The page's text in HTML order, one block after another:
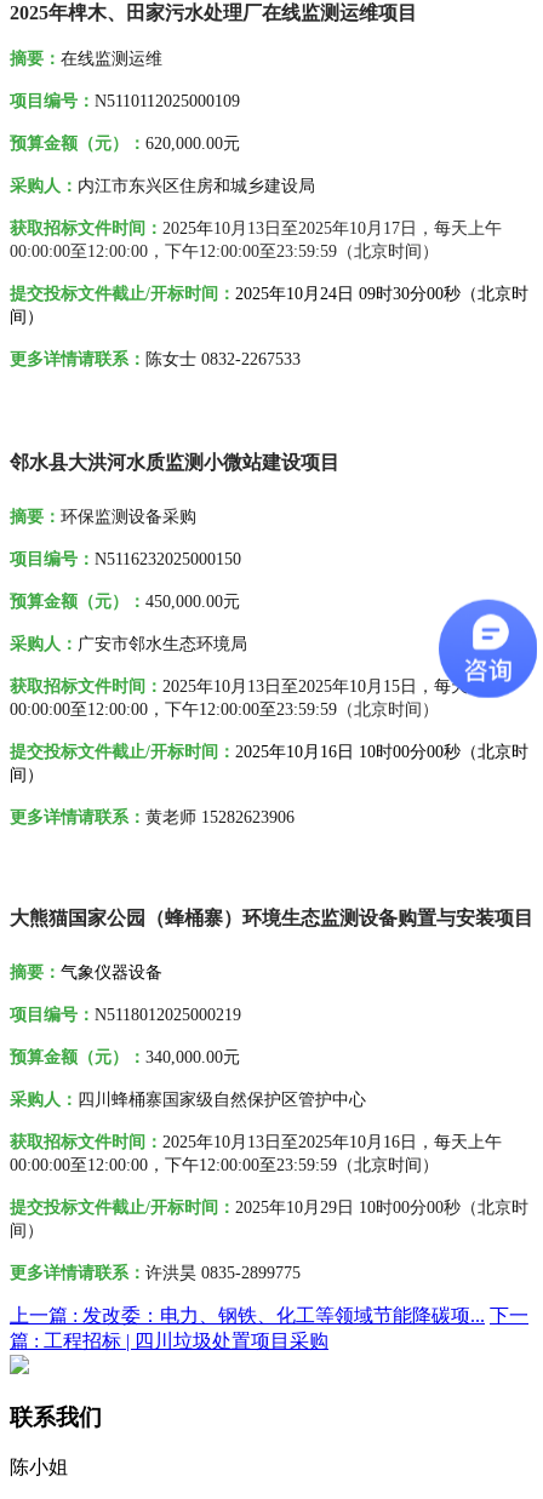
2025年椑木、田家污水处理厂在线监测运维项目
摘要 ： 在线监测运维
项目编号： N5110112025000109
预算金额（元）： 620,000.00元
采购人 ： 内江市东兴区住房和城乡建设局
获取招标文件时间： 2025年10月13日至2025年10月17日 ，每天上午
00:00:00至12:00:00，下午12:00:00至23:59:59（北京时间）
提交投标文件截止/开标时间： 2025年10月24日 09时30分00秒 （北京时
间）
更多详情请联系 ： 陈女士 0832-2267533
邻水县大洪河水质监测小微站建设项目
摘要 ： 环保监测设备采购
项目编号： N5116232025000150
预算金额（元）： 450,000.00元
采购人 ： 广安市邻水生态环境局
获取招标文件时间： 2025年10月13日至2025年10月15日， 每天上午
00:00:00至12:00:00，下午12:00:00至23:59:59 （北京时间）
提交投标文件截止/开标时间： 2025年10月16日 10时00分00秒（北京时
间）
更多详情请联系 ： 黄老师 15282623906
大熊猫国家公园（蜂桶寨）环境生态监测设备购置与安装项目
摘要： 气象仪器设备
项目编号： N5118012025000219
预算金额（元）： 340,000.00元
采购人 ： 四川蜂桶寨国家级自然保护区管护中心
获取招标文件时间： 2025年10月13日至2025年10月16日， 每天上午
00:00:00至12:00:00，下午12:00:00至23:59:59 （北京时间）
提交投标文件截止/开标时间： 2025年10月29日 10时00分00秒（北京时
间）
更多详情请联系 ： 许洪昊 0835-2899775
上一篇 : 发改委：电力、钢铁、化工等领域节能降碳项... 下一
篇 : 工程招标 | 四川垃圾处置项目采购
联系我们
陈小姐